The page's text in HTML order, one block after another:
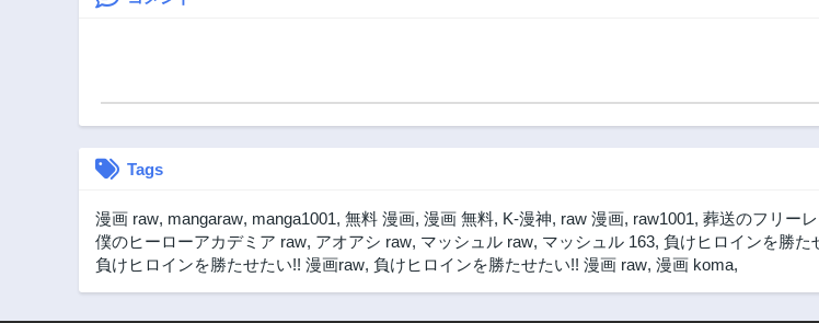
Tags
漫画 raw, mangaraw, manga1001, 無料 漫画, 漫画 無料, K-漫神, raw 漫画, raw1001, 葬送のフリー
僕のヒーローアカデミア raw, アオアシ raw, マッシュル raw, マッシュル 163, 負けヒロインを勝た
負けヒロインを勝たせたい!! 漫画raw, 負けヒロインを勝たせたい!! 漫画 raw, 漫画 koma,